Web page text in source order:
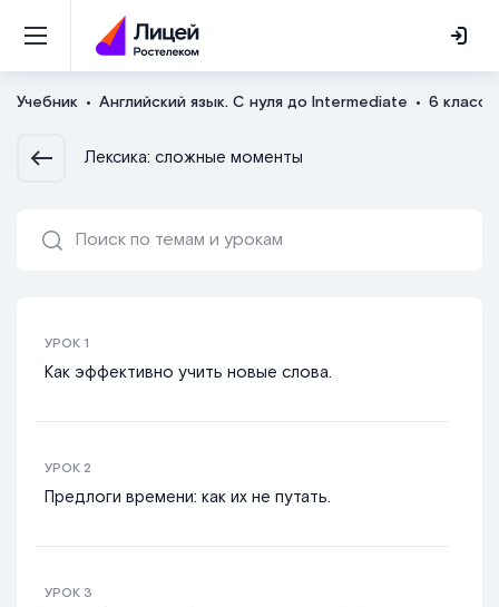
Учебник Английский язык. С нуля до Intermediate 6 класс
Лексика: сложные моменты
УРОК 1
Как эффективно учить новые слова.
УРОК 2
Предлоги времени: как их не путать.
УРОК 3